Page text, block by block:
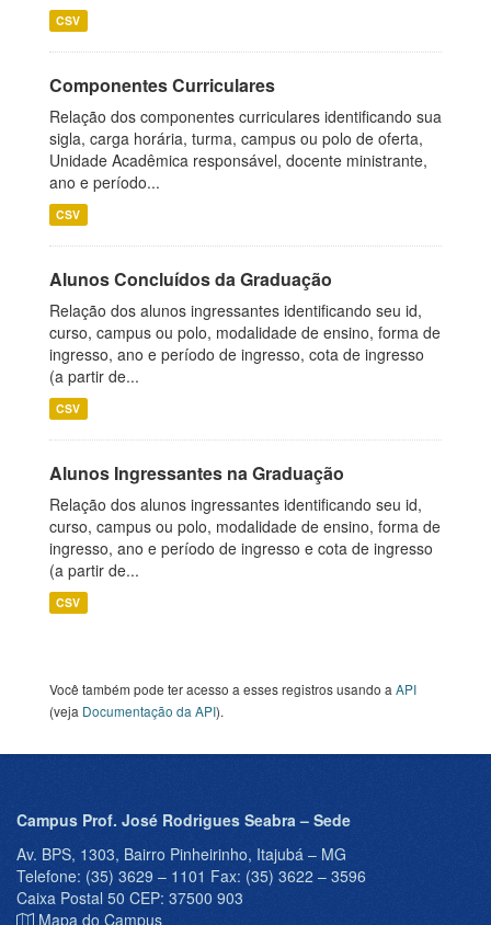
CSV
Componentes Curriculares
Relação dos componentes curriculares identificando sua
sigla, carga horária, turma, campus ou polo de oferta,
Unidade Acadêmica responsável, docente ministrante,
ano e período...
CSV
Alunos Concluídos da Graduação
Relação dos alunos ingressantes identificando seu id,
curso, campus ou polo, modalidade de ensino, forma de
ingresso, ano e período de ingresso, cota de ingresso
(a partir de...
CSV
Alunos Ingressantes na Graduação
Relação dos alunos ingressantes identificando seu id,
curso, campus ou polo, modalidade de ensino, forma de
ingresso, ano e período de ingresso e cota de ingresso
(a partir de...
CSV
Você também pode ter acesso a esses registros usando a API
(veja Documentação da API).
Campus Prof. José Rodrigues Seabra – Sede
Av. BPS, 1303, Bairro Pinheirinho, Itajubá – MG
Telefone: (35) 3629 – 1101 Fax: (35) 3622 – 3596
Caixa Postal 50 CEP: 37500 903
Mapa do Campus